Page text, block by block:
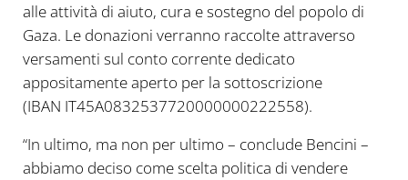
alle attività di aiuto, cura e sostegno del popolo di
Gaza. Le donazioni verranno raccolte attraverso
versamenti sul conto corrente dedicato
appositamente aperto per la sottoscrizione
(IBAN IT45A0832537720000000222558).
“In ultimo, ma non per ultimo – conclude Bencini –
abbiamo deciso come scelta politica di vendere